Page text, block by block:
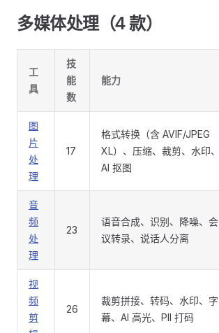
多媒体处理（4 款）
工
具
技
能
数
能力
图
片
处
理
17
格式转换（含 AVIF/JPEG
XL）、压缩、裁剪、水印、
AI 抠图
音
频
处
理
23
语音合成、识别、降噪、会
议转录、说话人分离
视
频
剪
26
裁剪拼接、转码、水印、字
幕、AI 高光、PII 打码